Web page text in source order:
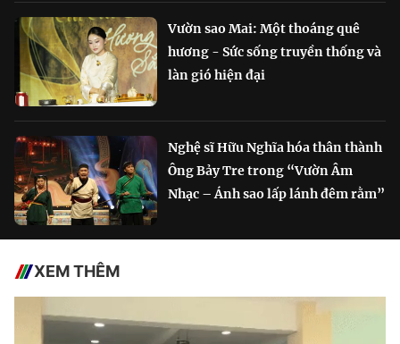
Vườn sao Mai: Một thoáng quê
hương - Sức sống truyền thống và
làn gió hiện đại
Nghệ sĩ Hữu Nghĩa hóa thân thành
Ông Bảy Tre trong “Vườn Âm
Nhạc – Ánh sao lấp lánh đêm rằm”
XEM THÊM